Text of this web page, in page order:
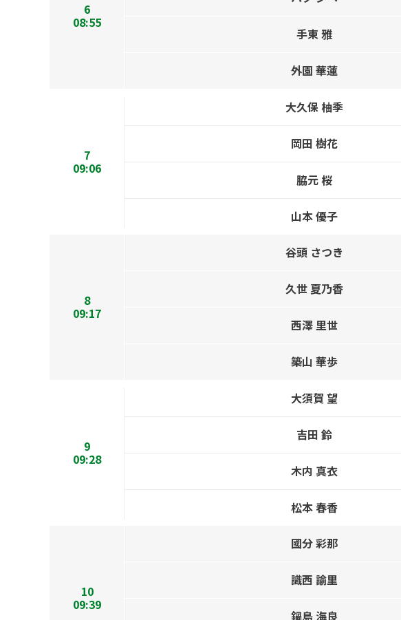
6
08:55
手束 雅
外園 華蓮
7
09:06
大久保 柚季
岡田 樹花
脇元 桜
山本 優子
8
09:17
谷頭 さつき
久世 夏乃香
西澤 里世
築山 華歩
9
09:28
大須賀 望
吉田 鈴
木内 真衣
松本 春香
10
09:39
國分 彩那
識西 諭里
鍋島 海良